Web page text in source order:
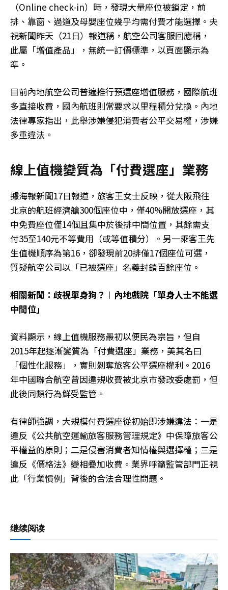
（Online check-in）時，發現大量座位被鎖定，前
排、靠窗、過道及母嬰座位幾乎均需付費才能選擇。央
視新聞昨天（21日）報道稱，航空公司客服回應稱，
此屬「增值產品」，無統一訂價標準，以頁面顯示為
準。
目前內地航空公司普遍推行預選座增值服務，國際航班
多直接收費，國內航班則常要求以里程積分兌換。內地
法律專家指出，此舉涉嫌侵犯消費者公平交易權，涉嫌
多重違法。
線上值機變質為「付費選座」業務
據海報新聞17日報道，旅客王女士反映，從大阪飛往
北京的航班經濟艙300個座位中，僅40%開放選座，其
中免費座位僅14個且集中於後排中間位置，其餘需支
付35至140元不等費用（或等值積分）。另一乘客王先
生值機順序為第16，卻發現前20排僅17個座位可選，
質疑航空公司以「已被選座」名義封鎖百餘座位。
相關新聞：歧視單身狗？︱內地戲院「單身人士不能選
中間位」
資料顯示，線上值機服務最初以便民為宗旨，但自
2015年起逐漸變質為「付費選座」業務，美其名曰
「個性化服務」，實則剝奪旅客公平選座權利。2016
年中國聯合航空曾因違規收費被北京市發改委處罰，但
此後同類行為鮮受監管。
有律師強調，大規模付費選座從初始即涉嫌違法：一是
違反《公共航空運輸旅客服務管理規定》中保障旅客公
平權益的原則；二是侵害消費者知情權與選擇權；三是
違反《價格法》變相疊加收費。業界呼籲監管部門正視
此「行業慣例」背後的合法合理性問題。
继续阅读